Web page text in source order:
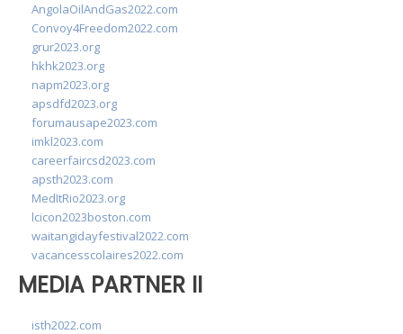
AngolaOilAndGas2022.com
Convoy4Freedom2022.com
grur2023.org
hkhk2023.org
napm2023.org
apsdfd2023.org
forumausape2023.com
imkl2023.com
careerfaircsd2023.com
apsth2023.com
MedItRio2023.org
lcicon2023boston.com
waitangidayfestival2022.com
vacancesscolaires2022.com
MEDIA PARTNER II
isth2022.com